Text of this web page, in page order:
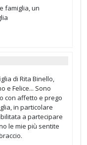
famiglia, un
di Rita Binello,
e Felice... Sono
con affetto e prego
in particolare
a partecipare
le mie più sentite